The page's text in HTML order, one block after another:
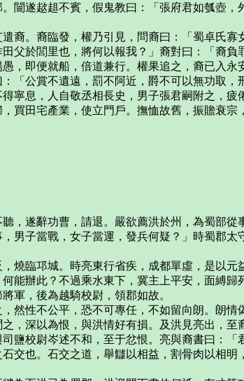
闓遂趑趄不賓，假鬼教曰：「張府君如瓠壺，
裔。裔臨發，權乃引見，問裔曰：「蜀卓氏寡
父於閭里也，將何以報我？」裔對曰：「裔負
即便就船，倍道兼行。權果追之，裔已入永
「公賞不遺遠，罰不阿近，爵不可以無功取，
息，人自敬丞相長史，男子張君嗣附之，疲
買田宅產業，使立門戶。撫恤故舊，振贍衰宗
，遂辭功曹，請退。嚴欲薦洪於州，為蜀部從
男子當戰，女子當運，發兵何疑？」時蜀郡太
臨邛城。時亮東行省疾，成都單虛，是以元
辦此？不過乘水東下，冀主上平安，面縛歸
軍，後為越騎校尉，領郡如故。
然性不公平，恐不可專任，不如留向朗。朗情
，深以為恨，與洪情好有損。及洪見亮出，至
鹽校尉岑述不和，至于忿恨。亮與裔書曰：「
交也。石交之道，舉讎以相益，割骨肉以相明